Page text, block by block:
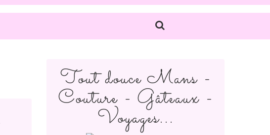
Tout douce Mans -
Couture - Gâteaux -
Voyages...